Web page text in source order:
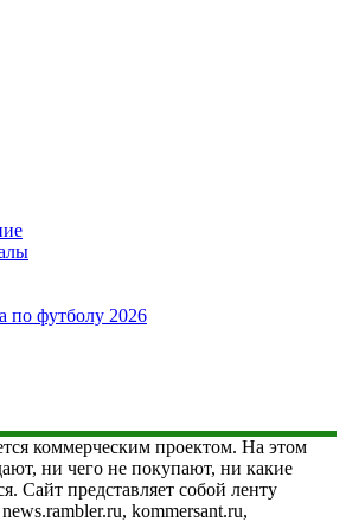
по футболу 2026
коммерческим проектом. На этом
ни чего не покупают, ни какие
Сайт представляет собой ленту
kommersant.ru,